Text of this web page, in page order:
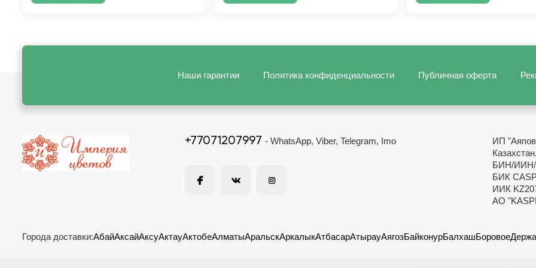
Наши гарантии Политика конфиденциальности Публичная оферта
+77071207997 - WhatsApp, Viber, Telegram, Imo
ИП
Казахстан,
БИН/ИИН/
БИК
ИИК
АО
Города доставки:АбайАксайАксуАктауАктобеАлматыАральскАркалыкАтбасарАтырауАягозБайконурБалхашБоровое